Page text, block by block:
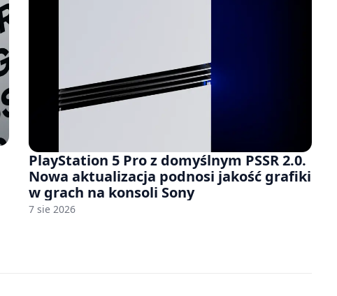
PlayStation 5 Pro z domyślnym PSSR 2.0.
Nowa aktualizacja podnosi jakość grafiki
w grach na konsoli Sony
7 sie 2026